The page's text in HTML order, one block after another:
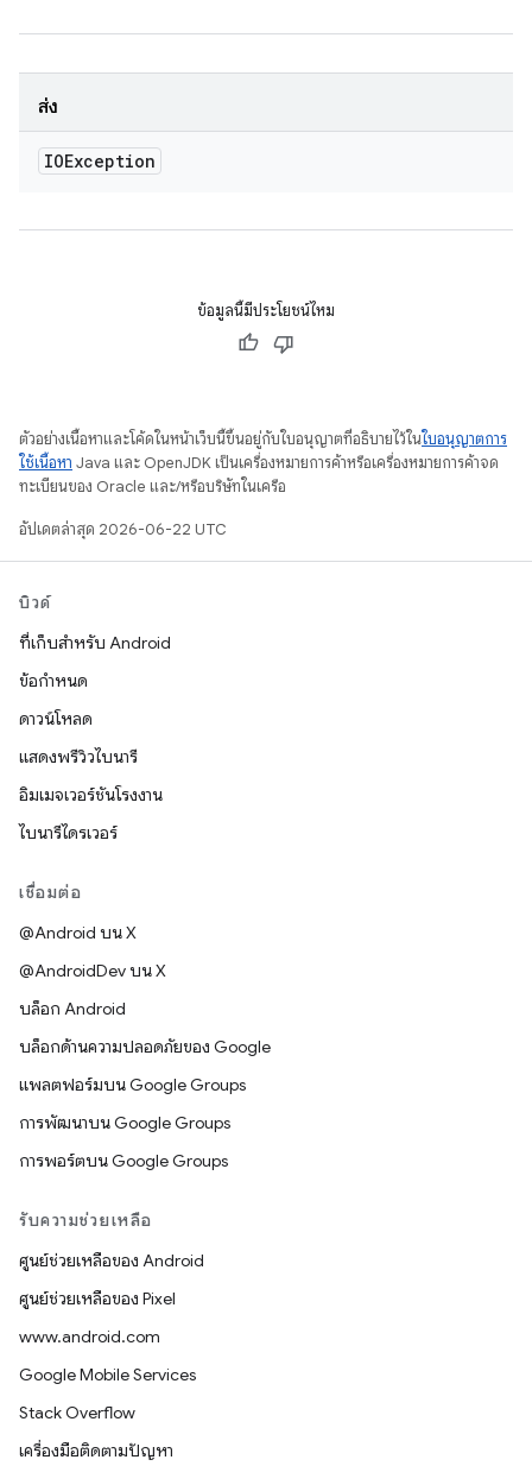
ส่ง
IOException
ข้อมูลนี้มีประโยชน์ไหม
ตัวอย่างเนื้อหาและโค้ดในหน้าเว็บนี้ขึ้นอยู่กับใบอนุญาตที่อธิบายไว้ในใบอนุญาตการ
ใช้เนื้อหา Java และ OpenJDK เป็นเครื่องหมายการค้าหรือเครื่องหมายการค้าจด
ทะเบียนของ Oracle และ/หรือบริษัทในเครือ
อัปเดตล่าสุด 2026-06-22 UTC
บิวด์
ที่เก็บสำหรับ Android
ข้อกำหนด
ดาวน์โหลด
แสดงพรีวิวไบนารี
อิมเมจเวอร์ชันโรงงาน
ไบนารีไดรเวอร์
เชื่อมต่อ
@Android บน X
@AndroidDev บน X
บล็อก Android
บล็อกด้านความปลอดภัยของ Google
แพลตฟอร์มบน Google Groups
การพัฒนาบน Google Groups
การพอร์ตบน Google Groups
รับความช่วยเหลือ
ศูนย์ช่วยเหลือของ Android
ศูนย์ช่วยเหลือของ Pixel
www.android.com
Google Mobile Services
Stack Overflow
เครื่องมือติดตามปัญหา